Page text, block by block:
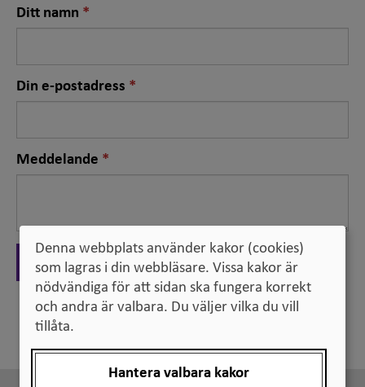
Ditt namn Nödvändigt
fält
Din e-postadress Nödvändigt
fält
Meddelande Nödvändigt
fält
Skicka
Tillbaka
Denna webbplats använder kakor (cookies)
som lagras i din webbläsare. Vissa kakor är
nödvändiga för att sidan ska fungera korrekt
och andra är valbara. Du väljer vilka du vill
tillåta.
Hantera valbara kakor